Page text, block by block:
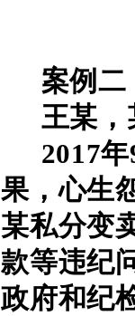
案例二
王某，
2017
果，心生
某私分变
款等违纪
政府和纪